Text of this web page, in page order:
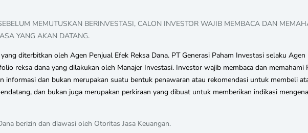
MEMUTUSKAN BERINVESTASI, CALON INVESTOR WAJIB MEMBACA DAN
YANG AKAN DATANG.
diterbitkan oleh Agen Penjual Efek Reksa Dana. PT Generasi Paham Investasi selaku
reksa dana yang dilakukan oleh Manajer Investasi. Investor wajib membaca dan memahami
dan bukan merupakan suatu bentuk penawaran atau rekomendasi untuk membeli
dan bukan juga merupakan perkiraan yang dibuat untuk memberikan indikasi
berizin dan diawasi oleh Otoritas Jasa Keuangan.